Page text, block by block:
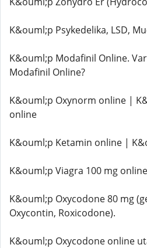
K&ouml;p Psykedelika, LSD,
K&ouml;p Modafinil Online.
Modafinil Online?
K&ouml;p Oxynorm online |
online
K&ouml;p Ketamin online |
K&ouml;p Viagra 100 mg
K&ouml;p Oxycodone 80 mg
Oxycontin, Roxicodone).
K&ouml;p Oxycodone online